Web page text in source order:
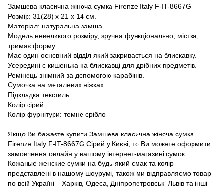
Замшева класична жіноча сумка Firenze Italy F-IT-8667G
Розмір: 31(28) x 21 x 14 см.
Матеріал: натуральна замша
Модель невеликого розміру, зручна функціонально, містка,
тримає форму.
Має один основний відділ який закривається на блискавку.
Усередині є кишенька на блискавці для дрібних предметів.
Ремінець знімний за допомогою карабінів.
Сумочка на металевих ніжках
Підкладка текстиль
Колір сірий
Колір фурнітури: темне срібло
Якщо Ви бажаєте купити Замшева класична жіноча сумка
Firenze Italy F-IT-8667G Сірий у Києві, то Ви можете оформити
замовлення онлайн у нашому інтернет-магазині сумок.
Кожаные женские сумки на будь-який смак та колір
представлені в нашому шоурумі, також ми відправляємо товар
по всій Україні – Харків, Одеса, Дніпропетровськ, Львів та інші